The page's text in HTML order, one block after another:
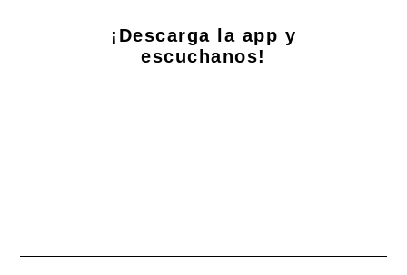
¡Descarga la app y
escuchanos!